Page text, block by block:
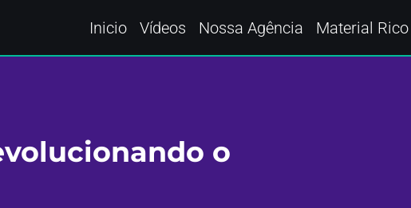
Inicio Vídeos Nossa Agência Material Rico
o